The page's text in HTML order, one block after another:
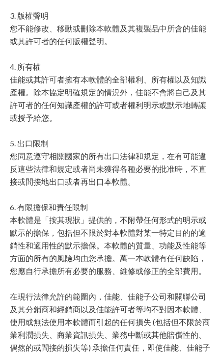
3. 版權聲明
您不能修改、移動或刪除本軟體及其複製品中所含的佳能
或其許可者的任何版權聲明。
4. 所有權
佳能或其許可者擁有本軟體的全部權利、所有權以及知識
產權。除本協定明確規定的情況外，佳能不會將自己及其
許可者的任何知識產權的許可或者權利明示或默示地轉讓
或授予給您。
5. 出口限制
您同意遵守相關國家的所有出口法律和規定，在有可能違
反這些法律和規定或者尚未獲得各種必要的批准時，不直
接或間接地出口或者再出口本軟體。
6. 有限擔保和責任限制
本軟體是「按其現狀」提供的，不附帶任何形式的明示或
默示的擔保，包括但不限於對本軟體對某一特定目的的適
銷性和適用性的默示擔保。本軟體的質量、功能及性能等
方面的所有的風險均由您承擔。萬一本軟體有任何缺陷，
您應自行承擔所有必要的服務、維修或修正的全部費用。
在現行法律允許的範圍內，佳能、佳能子公司和關聯公司
及其分銷商和經銷商以及佳能許可者等均不對因本軟體、
使用或無法使用本軟體而引起的任何損失 (包括但不限於商
業利潤損失、商業資訊損失、業務中斷或其他賠償性的、
偶然的或間接的損失等) 承擔任何責任，即使佳能、佳能子